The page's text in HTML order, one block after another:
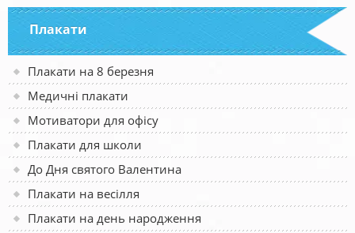
Плакати
Плакати на 8 березня
Медичні плакати
Мотиватори для офісу
Плакати для школи
До Дня святого Валентина
Плакати на весілля
Плакати на день народження